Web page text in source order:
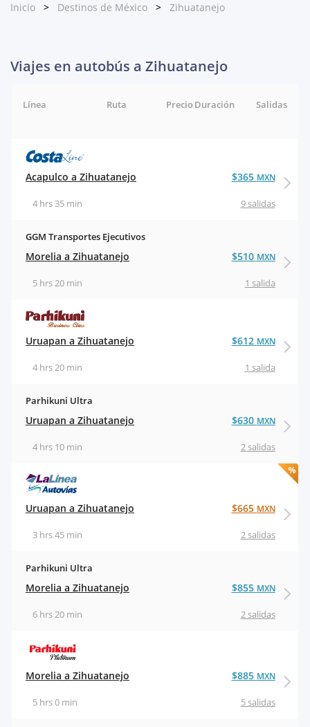
Inicio Destinos de México Zihuatanejo
Viajes en autobús a Zihuatanejo
Línea Ruta Salidas
Duración
Precio
Acapulco a Zihuatanejo
9 salidas
4 hrs 35 min
$365 MXN
GGM Transportes Ejecutivos
Morelia a Zihuatanejo
1 salida
5 hrs 20 min
$510 MXN
Uruapan a Zihuatanejo
1 salida
4 hrs 20 min
$612 MXN
Parhikuni Ultra
Uruapan a Zihuatanejo
2 salidas
4 hrs 10 min
$630 MXN
Uruapan a Zihuatanejo
2 salidas
3 hrs 45 min
$665 MXN
Parhikuni Ultra
Morelia a Zihuatanejo
2 salidas
6 hrs 20 min
$855 MXN
Morelia a Zihuatanejo
5 salidas
5 hrs 0 min
$885 MXN